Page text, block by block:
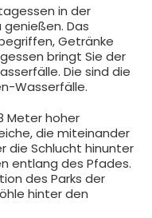
in der
Das
Getränke
bringt Sie der
Die sind die
Wasserfälle.
Meter hoher
die miteinander
die Schlucht hinunter
entlang des Pfades.
des Parks der
hinter den